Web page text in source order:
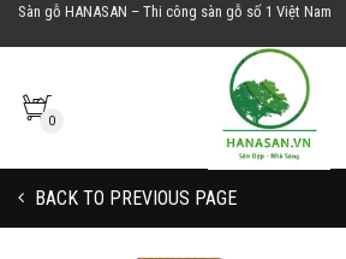
Sàn gỗ HANASAN – Thi công sàn gỗ số 1 Việt Nam
0
BACK TO PREVIOUS PAGE